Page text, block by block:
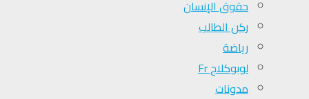
حقوق الإنسان
ركن الطالب
رياضة
لوبوكلاج Fr
مدونات